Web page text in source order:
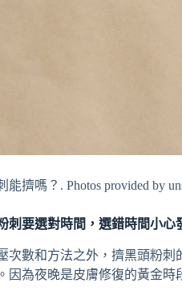
能擠嗎？. Photos provided by
刺要選對時間，選錯時間小心
次數和方法之外，擠黑頭粉
因為夜晚是皮膚修復的黃金時